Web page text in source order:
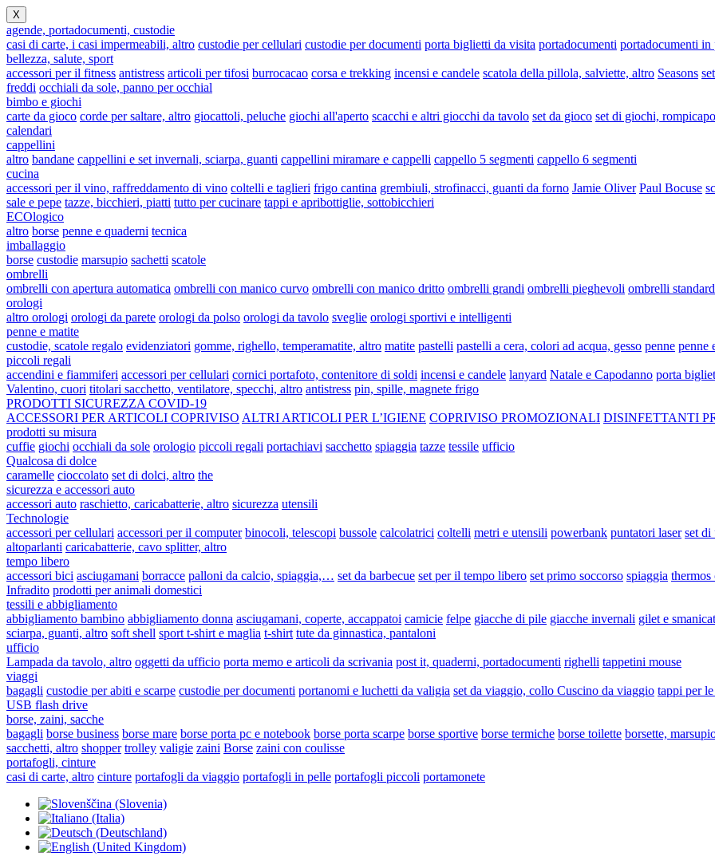
X
agende, portadocumenti, custodie
casi di carte, i casi impermeabili, altro custodie per cellulari custodie per documenti porta biglietti da visita portadocumenti portadocumenti in
bellezza, salute, sport
accessori per il fitness antistress articoli per tifosi burrocacao corsa e trekking incensi e candele scatola della pillola, salviette, altro Seasons
freddi occhiali da sole, panno per occhial
bimbo e giochi
carte da gioco corde per saltare, altro giocattoli, peluche giochi all'aperto scacchi e altri giocchi da tavolo set da gioco set di giochi,
calendari
cappellini
altro bandane cappellini e set invernali, sciarpa, guanti cappellini miramare e cappelli cappello 5 segmenti cappello 6 segmenti
cucina
accessori per il vino, raffreddamento di vino coltelli e taglieri frigo cantina grembiuli, strofinacci, guanti da forno Jamie Oliver Paul Bocuse
sale e pepe tazze, bicchieri, piatti tutto per cucinare tappi e apribottiglie, sottobicchieri
ECOlogico
altro borse penne e quaderni tecnica
imballaggio
borse custodie marsupio sachetti scatole
ombrelli
ombrelli con apertura automatica ombrelli con manico curvo ombrelli con manico dritto ombrelli grandi ombrelli pieghevoli ombrelli standard
orologi
altro orologi orologi da parete orologi da polso orologi da tavolo sveglie orologi sportivi e intelligenti
penne e matite
custodie, scatole regalo evidenziatori gomme, righello, temperamatite, altro matite pastelli pastelli a cera, colori ad acqua, gesso penne penne
piccoli regali
accendini e fiammiferi accessori per cellulari cornici portafoto, contenitore di soldi incensi e candele lanyard Natale e Capodanno porta
Valentino, cuori titolari sacchetto, ventilatore, specchi, altro antistress pin, spille, magnete frigo
PRODOTTI SICUREZZA COVID-19
ACCESSORI PER ARTICOLI COPRIVISO ALTRI ARTICOLI PER L’IGIENE COPRIVISO PROMOZIONALI DISINFETTANTI
prodotti su misura
cuffie giochi occhiali da sole orologio piccoli regali portachiavi sacchetto spiaggia tazze tessile ufficio
Qualcosa di dolce
caramelle cioccolato set di dolci, altro the
sicurezza e accessori auto
accessori auto raschietto, caricabatterie, altro sicurezza utensili
Technologie
accessori per cellulari accessori per il computer binocoli, telescopi bussole calcolatrici coltelli metri e utensili powerbank puntatori laser set di
altoparlanti caricabatterie, cavo splitter, altro
tempo libero
accessori bici asciugamani borracce palloni da calcio, spiaggia,… set da barbecue set per il tempo libero set primo soccorso spiaggia thermos
Infradito prodotti per animali domestici
tessili e abbigliamento
abbigliamento bambino abbigliamento donna asciugamani, coperte, accappatoi camicie felpe giacche di pile giacche invernali gilet e
sciarpa, guanti, altro soft shell sport t-shirt e maglia t-shirt tute da ginnastica, pantaloni
ufficio
Lampada da tavolo, altro oggetti da ufficio porta memo e articoli da scrivania post it, quaderni, portadocumenti righelli tappetini mouse
viaggi
bagagli custodie per abiti e scarpe custodie per documenti portanomi e luchetti da valigia set da viaggio, collo Cuscino da viaggio tappi per
USB flash drive
borse, zaini, sacche
bagagli borse business borse mare borse porta pc e notebook borse porta scarpe borse sportive borse termiche borse toilette borsette,
sacchetti, altro shopper trolley valigie zaini Borse zaini con coulisse
portafogli, cinture
casi di carte, altro cinture portafogli da viaggio portafogli in pelle portafogli piccoli portamonete